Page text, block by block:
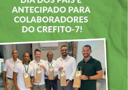
DIA DOS PAIS É
ANTECIPADO
PARA
DO CREFITO-7